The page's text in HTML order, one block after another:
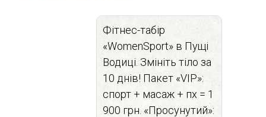
Фітнес-табір
«WomenSport» в Пущі
Водиці. Змініть тіло за
10 днів! Пакет «VIP»:
спорт + масаж + пх = 1
900 грн. «Просунутий»: